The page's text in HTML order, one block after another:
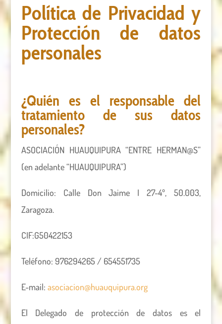
Política de Privacidad y
Protección de datos
personales
¿Quién es el responsable del
tratamiento de sus datos
personales?
ASOCIACIÓN HUAUQUIPURA “ENTRE HERMAN@S”
(en adelante “HUAUQUIPURA”)
Domicilio: Calle Don Jaime I 27-4º, 50.003,
Zaragoza.
CIF:G50422153
Teléfono: 976294265 / 654551735
E-mail: asociacion@huauquipura.org
El Delegado de protección de datos es el